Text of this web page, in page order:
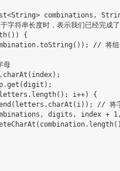
combinations,
符串长度时，表示我们已经完成
{
// 将组
母
i++) {
// 将
digits, index + 1,